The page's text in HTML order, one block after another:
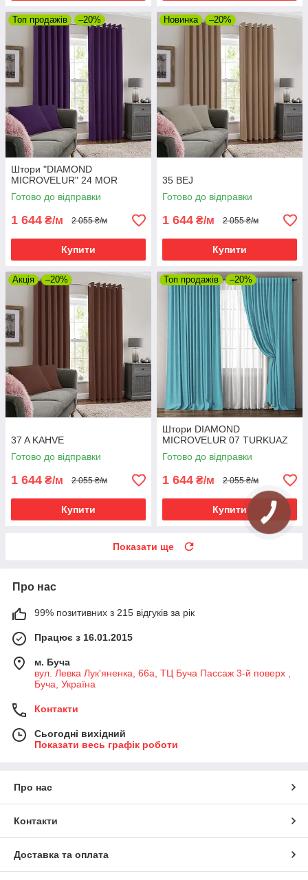
Топ продажів –20%
Штори "DIAMOND
MICROVELUR" 24 MOR
Готово до відправки
1 644 ₴/м 2 055 ₴/м
Купити
Новинка –20%
35 BEJ
Готово до відправки
1 644 ₴/м 2 055 ₴/м
Купити
Акція –20%
37 A KAHVE
Готово до відправки
1 644 ₴/м 2 055 ₴/м
Купити
Топ продажів –20%
Штори DIAMOND
MICROVELUR 07 TURKUAZ
Готово до відправки
1 644 ₴/м 2 055 ₴/м
Купити
Показати ще
Про нас
99% позитивних з 215 відгуків за рік
Працює з 16.01.2015
м. Буча
вул. Левка Лук'яненка, 66а, ТЦ Буча Пассаж 3-й поверх ,
Буча, Україна
Контакти
Сьогодні вихідний
Показати весь графік роботи
Про нас
Контакти
Доставка та оплата